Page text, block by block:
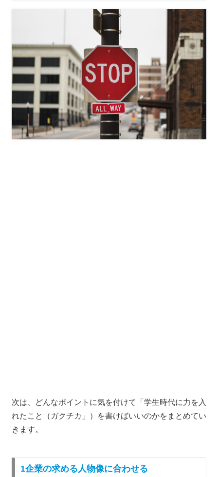
次は、どんなポイントに気を付けて「学生時代に力を入
れたこと（ガクチカ」）を書けばいいのかをまとめてい
きます。
1企業の求める人物像に合わせる